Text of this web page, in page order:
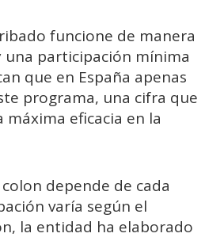
funcione de manera
una participación mínima
que en España apenas
programa, una cifra que
eficacia en la
depende de cada
varía según el
la entidad ha elaborado